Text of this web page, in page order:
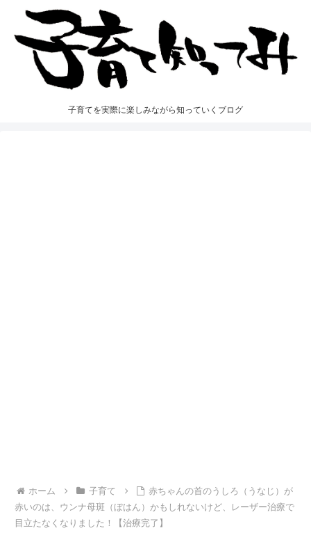
子育てを実際に楽しみながら知っていくブログ
ホーム 子育て
赤ちゃんの首のうしろ（うなじ）が
赤いのは、ウンナ母斑（ぼはん）かもしれないけど、レーザー治療で
目立たなくなりました！【治療完了】